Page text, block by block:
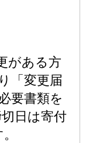
がある方
「変更届
要書類を
日は寄付